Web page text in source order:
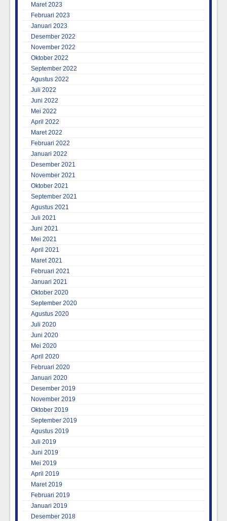
Maret 2023
Februari 2023
Januari 2023
Desember 2022
November 2022
Oktober 2022
September 2022
Agustus 2022
Juli 2022
Juni 2022
Mei 2022
April 2022
Maret 2022
Februari 2022
Januari 2022
Desember 2021
November 2021
Oktober 2021
September 2021
Agustus 2021
Juli 2021
Juni 2021
Mei 2021
April 2021
Maret 2021
Februari 2021
Januari 2021
Oktober 2020
September 2020
Agustus 2020
Juli 2020
Juni 2020
Mei 2020
April 2020
Februari 2020
Januari 2020
Desember 2019
November 2019
Oktober 2019
September 2019
Agustus 2019
Juli 2019
Juni 2019
Mei 2019
April 2019
Maret 2019
Februari 2019
Januari 2019
Desember 2018